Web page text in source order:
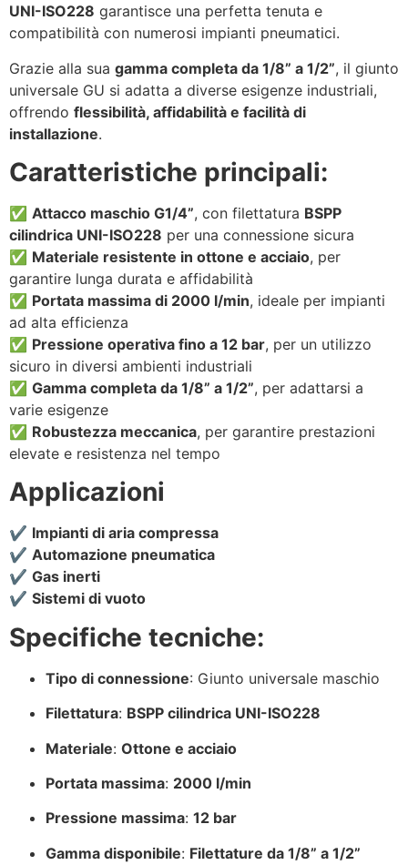
UNI-ISO228 garantisce una perfetta tenuta e
compatibilità con numerosi impianti pneumatici.
Grazie alla sua gamma completa da 1/8” a 1/2”, il giunto
universale GU si adatta a diverse esigenze industriali,
offrendo flessibilità, affidabilità e facilità di
installazione.
Caratteristiche principali:
✅ Attacco maschio G1/4”, con filettatura BSPP
cilindrica UNI-ISO228 per una connessione sicura
✅ Materiale resistente in ottone e acciaio, per
garantire lunga durata e affidabilità
✅ Portata massima di 2000 l/min, ideale per impianti
ad alta efficienza
✅ Pressione operativa fino a 12 bar, per un utilizzo
sicuro in diversi ambienti industriali
✅ Gamma completa da 1/8” a 1/2”, per adattarsi a
varie esigenze
✅ Robustezza meccanica, per garantire prestazioni
elevate e resistenza nel tempo
Applicazioni
✔️ Impianti di aria compressa
✔️ Automazione pneumatica
✔️ Gas inerti
✔️ Sistemi di vuoto
Specifiche tecniche:
Tipo di connessione: Giunto universale maschio
Filettatura: BSPP cilindrica UNI-ISO228
Materiale: Ottone e acciaio
Portata massima: 2000 l/min
Pressione massima: 12 bar
Gamma disponibile: Filettature da 1/8” a 1/2”